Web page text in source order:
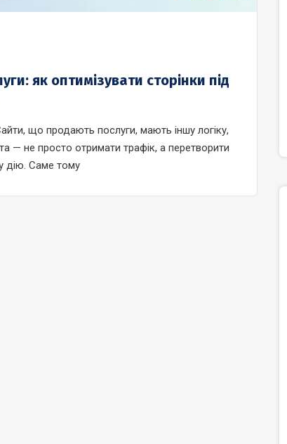
як оптимізувати сторінки під
що продають послуги, мають іншу логіку,
— не просто отримати трафік, а перетворити
дію. Саме тому